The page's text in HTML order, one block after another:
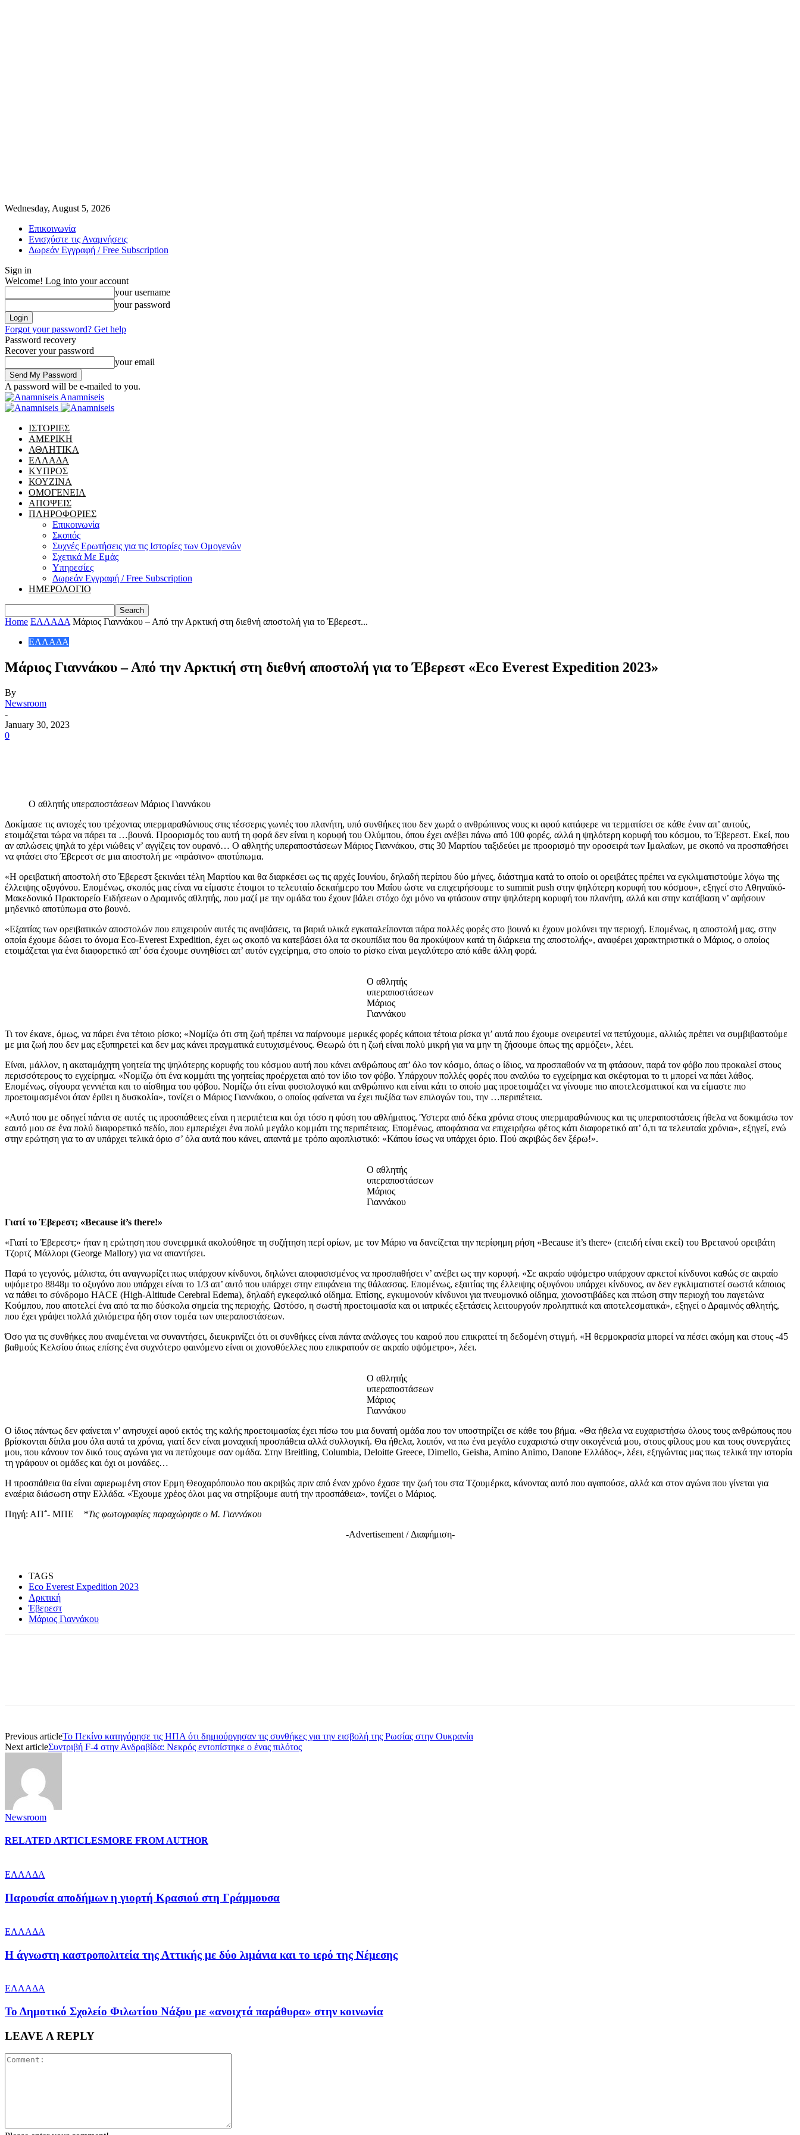
Wednesday, August 5, 2026
Επικοινωνία
Ενισχύστε τις Αναμνήσεις
Δωρεάν Εγγραφή / Free Subscription
Sign in
Welcome! Log into your account
your username
your password
Forgot your password? Get help
Password recovery
Recover your password
your email
A password will be e-mailed to you.
Anamniseis
ΙΣΤΟΡΙΕΣ
ΑΜΕΡΙΚΗ
ΑΘΛΗΤΙΚΑ
ΕΛΛΑΔΑ
ΚΥΠΡΟΣ
ΚΟΥΖΙΝΑ
ΟΜΟΓΕΝΕΙΑ
ΑΠΟΨΕΙΣ
ΠΛΗΡΟΦΟΡΙΕΣ
Επικοινωνία
Σκοπός
Συχνές Ερωτήσεις για τις Ιστορίες των Ομογενών
Σχετικά Με Εμάς
Υπηρεσίες
Δωρεάν Εγγραφή / Free Subscription
ΗΜΕΡΟΛΟΓΙΟ
Home ΕΛΛΑΔΑ Μάριος Γιαννάκου – Από την Αρκτική στη διεθνή αποστολή για το Έβερεστ...
ΕΛΛΑΔΑ
Μάριος Γιαννάκου – Από την Αρκτική στη διεθνή αποστολή για το Έβερεστ «Eco Everest Expedition 2023»
By
Newsroom
-
January 30, 2023
0
Ο αθλητής υπεραποστάσεων Μάριος Γιαννάκου
Δοκίμασε τις αντοχές του τρέχοντας υπερμαραθώνιους στις τέσσερις γωνιές του πλανήτη, υπό συνθήκες που δεν χωρά ο ανθρώπινος νους κι αφού κατάφερε να τερματίσει σε κάθε έναν απ’ αυτούς,
ετοιμάζεται τώρα να πάρει τα …βουνά. Προορισμός του αυτή τη φορά δεν είναι η κορυφή του Ολύμπου, όπου έχει ανέβει πάνω από 100 φορές, αλλά η ψηλότερη κορυφή του κόσμου, το Έβερεστ. Εκεί, που
αν απλώσεις ψηλά το χέρι νιώθεις ν’ αγγίζεις τον ουρανό… Ο αθλητής υπεραποστάσεων Μάριος Γιαννάκου, στις 30 Μαρτίου ταξιδεύει με προορισμό την οροσειρά των Ιμαλαΐων, με σκοπό να προσπαθήσει
να φτάσει στο Έβερεστ σε μια αποστολή με «πράσινο» αποτύπωμα.
«Η ορειβατική αποστολή στο Έβερεστ ξεκινάει τέλη Μαρτίου και θα διαρκέσει ως τις αρχές Ιουνίου, δηλαδή περίπου δύο μήνες, διάστημα κατά το οποίο οι ορειβάτες πρέπει να εγκλιματιστούμε λόγω της
έλλειψης οξυγόνου. Επομένως, σκοπός μας είναι να είμαστε έτοιμοι το τελευταίο δεκαήμερο του Μαΐου ώστε να επιχειρήσουμε το summit push στην ψηλότερη κορυφή του κόσμου», εξηγεί στο Αθηναϊκό-
Μακεδονικό Πρακτορείο Ειδήσεων ο Δραμινός αθλητής, που μαζί με την ομάδα του έχουν βάλει στόχο όχι μόνο να φτάσουν στην ψηλότερη κορυφή του πλανήτη, αλλά και στην κατάβαση ν’ αφήσουν
μηδενικό αποτύπωμα στο βουνό.
«Εξαιτίας των ορειβατικών αποστολών που επιχειρούν αυτές τις αναβάσεις, τα βαριά υλικά εγκαταλείπονται πάρα πολλές φορές στο βουνό κι έχουν μολύνει την περιοχή. Επομένως, η αποστολή μας, στην
οποία έχουμε δώσει το όνομα Eco-Everest Expedition, έχει ως σκοπό να κατεβάσει όλα τα σκουπίδια που θα προκύψουν κατά τη διάρκεια της αποστολής», αναφέρει χαρακτηριστικά ο Μάριος, ο οποίος
ετοιμάζεται για ένα διαφορετικό απ’ όσα έχουμε συνηθίσει απ’ αυτόν εγχείρημα, στο οποίο το ρίσκο είναι μεγαλύτερο από κάθε άλλη φορά.
Ο αθλητής
υπεραποστάσεων
Μάριος
Γιαννάκου
Τι τον έκανε, όμως, να πάρει ένα τέτοιο ρίσκο; «Νομίζω ότι στη ζωή πρέπει να παίρνουμε μερικές φορές κάποια τέτοια ρίσκα γι’ αυτά που έχουμε ονειρευτεί να πετύχουμε, αλλιώς πρέπει να συμβιβαστούμε
με μια ζωή που δεν μας εξυπηρετεί και δεν μας κάνει πραγματικά ευτυχισμένους. Θεωρώ ότι η ζωή είναι πολύ μικρή για να μην τη ζήσουμε όπως της αρμόζει», λέει.
Είναι, μάλλον, η ακαταμάχητη γοητεία της ψηλότερης κορυφής του κόσμου αυτή που κάνει ανθρώπους απ’ όλο τον κόσμο, όπως ο ίδιος, να προσπαθούν να τη φτάσουν, παρά τον φόβο που προκαλεί στους
περισσότερους το εγχείρημα. «Νομίζω ότι ένα κομμάτι της γοητείας προέρχεται από τον ίδιο τον φόβο. Υπάρχουν πολλές φορές που αναλύω το εγχείρημα και σκέφτομαι το τι μπορεί να πάει λάθος.
Επομένως, σίγουρα γεννιέται και το αίσθημα του φόβου. Νομίζω ότι είναι φυσιολογικό και ανθρώπινο και είναι κάτι το οποίο μας προετοιμάζει να γίνουμε πιο αποτελεσματικοί και να είμαστε πιο
προετοιμασμένοι όταν έρθει η δυσκολία», τονίζει ο Μάριος Γιαννάκου, ο οποίος φαίνεται να έχει πυξίδα των επιλογών του, την …περιπέτεια.
«Αυτό που με οδηγεί πάντα σε αυτές τις προσπάθειες είναι η περιπέτεια και όχι τόσο η φύση του αθλήματος. Ύστερα από δέκα χρόνια στους υπερμαραθώνιους και τις υπεραποστάσεις ήθελα να δοκιμάσω τον
εαυτό μου σε ένα πολύ διαφορετικό πεδίο, που εμπεριέχει ένα πολύ μεγάλο κομμάτι της περιπέτειας. Επομένως, αποφάσισα να επιχειρήσω φέτος κάτι διαφορετικό απ’ ό,τι τα τελευταία χρόνια», εξηγεί, ενώ
στην ερώτηση για το αν υπάρχει τελικά όριο σ’ όλα αυτά που κάνει, απαντά με τρόπο αφοπλιστικό: «Κάπου ίσως να υπάρχει όριο. Πού ακριβώς δεν ξέρω!».
Ο αθλητής
υπεραποστάσεων
Μάριος
Γιαννάκου
Γιατί το Έβερεστ; «Because it’s there!»
«Γιατί το Έβερεστ;» ήταν η ερώτηση που συνειρμικά ακολούθησε τη συζήτηση περί ορίων, με τον Μάριο να δανείζεται την περίφημη ρήση «Because it’s there» (επειδή είναι εκεί) του Βρετανού ορειβάτη
Τζορτζ Μάλλορι (George Mallory) για να απαντήσει.
Παρά το γεγονός, μάλιστα, ότι αναγνωρίζει πως υπάρχουν κίνδυνοι, δηλώνει αποφασισμένος να προσπαθήσει ν’ ανέβει ως την κορυφή. «Σε ακραίο υψόμετρο υπάρχουν αρκετοί κίνδυνοι καθώς σε ακραίο
υψόμετρο 8848μ το οξυγόνο που υπάρχει είναι το 1/3 απ’ αυτό που υπάρχει στην επιφάνεια της θάλασσας. Επομένως, εξαιτίας της έλλειψης οξυγόνου υπάρχει κίνδυνος, αν δεν εγκλιματιστεί σωστά κάποιος
να πάθει το σύνδρομο HACE (High-Altitude Cerebral Edema), δηλαδή εγκεφαλικό οίδημα. Επίσης, εγκυμονούν κίνδυνοι για πνευμονικό οίδημα, χιονοστιβάδες και πτώση στην περιοχή του παγετώνα
Κούμπου, που αποτελεί ένα από τα πιο δύσκολα σημεία της περιοχής. Ωστόσο, η σωστή προετοιμασία και οι ιατρικές εξετάσεις λειτουργούν προληπτικά και αποτελεσματικά», εξηγεί ο Δραμινός αθλητής,
που έχει γράψει πολλά χιλιόμετρα ήδη στον τομέα των υπεραποστάσεων.
Όσο για τις συνθήκες που αναμένεται να συναντήσει, διευκρινίζει ότι οι συνθήκες είναι πάντα ανάλογες του καιρού που επικρατεί τη δεδομένη στιγμή. «Η θερμοκρασία μπορεί να πέσει ακόμη και στους -45
βαθμούς Κελσίου όπως επίσης ένα συχνότερο φαινόμενο είναι οι χιονοθύελλες που επικρατούν σε ακραίο υψόμετρο», λέει.
Ο αθλητής
υπεραποστάσεων
Μάριος
Γιαννάκου
Ο ίδιος πάντως δεν φαίνεται ν’ ανησυχεί αφού εκτός της καλής προετοιμασίας έχει πίσω του μια δυνατή ομάδα που τον υποστηρίζει σε κάθε του βήμα. «Θα ήθελα να ευχαριστήσω όλους τους ανθρώπους που
βρίσκονται δίπλα μου όλα αυτά τα χρόνια, γιατί δεν είναι μοναχική προσπάθεια αλλά συλλογική. Θα ήθελα, λοιπόν, να πω ένα μεγάλο ευχαριστώ στην οικογένειά μου, στους φίλους μου και τους συνεργάτες
μου, που κάνουν τον δικό τους αγώνα για να πετύχουμε σαν ομάδα. Στην Breitling, Columbia, Deloitte Greece, Dimello, Geisha, Amino Animo, Danone Ελλάδος», λέει, εξηγώντας μας πως τελικά την ιστορία
τη γράφουν οι ομάδες και όχι οι μονάδες…
Η προσπάθεια θα είναι αφιερωμένη στον Ερμη Θεοχαρόπουλο που ακριβώς πριν από έναν χρόνο έχασε την ζωή του στα Τζουμέρκα, κάνοντας αυτό που αγαπούσε, αλλά και στον αγώνα που γίνεται για
εναέρια διάσωση στην Ελλάδα. «Έχουμε χρέος όλοι μας να στηρίξουμε αυτή την προσπάθεια», τονίζει ο Μάριος.
Πηγή: ΑΠ΅- ΜΠΕ *Τις φωτογραφίες παραχώρησε ο Μ. Γιαννάκου
-Advertisement / Διαφήμιση-
TAGS
Eco Everest Expedition 2023
Αρκτική
Έβερεστ
Μάριος Γιαννάκου
Previous articleΤο Πεκίνο κατηγόρησε τις ΗΠΑ ότι δημιούργησαν τις συνθήκες για την εισβολή της Ρωσίας στην Ουκρανία
Next articleΣυντριβή F-4 στην Ανδραβίδα: Νεκρός εντοπίστηκε ο ένας πιλότος
Newsroom
RELATED ARTICLESMORE FROM AUTHOR
ΕΛΛΑΔΑ
Παρουσία αποδήμων η γιορτή Κρασιού στη Γράμμουσα
ΕΛΛΑΔΑ
Η άγνωστη καστροπολιτεία της Αττικής με δύο λιμάνια και το ιερό της Νέμεσης
ΕΛΛΑΔΑ
Το Δημοτικό Σχολείο Φιλωτίου Νάξου με «ανοιχτά παράθυρα» στην κοινωνία
LEAVE A REPLY